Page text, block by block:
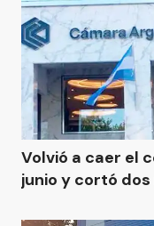
Volvió a caer el
junio y cortó